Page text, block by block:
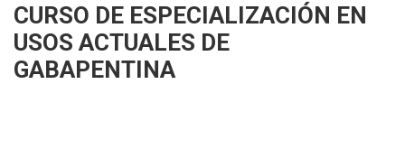
CURSO DE ESPECIALIZACIÓN EN
USOS ACTUALES DE
GABAPENTINA